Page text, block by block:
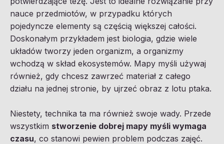
nauce przedmiotów, w przypadku których
pojedyncze elementy są częścią większej całości.
Doskonałym przykładem jest biologia, gdzie wiele
układów tworzy jeden organizm, a organizmy
wchodzą w skład ekosystemów. Mapy myśli używaj
również, gdy chcesz zawrzeć materiał z całego
działu na jednej stronie, by ujrzeć obraz z lotu ptaka.
Niestety, technika ta ma również swoje wady. Przede
wszystkim stworzenie dobrej mapy myśli wymaga
czasu, co stanowi pewien problem podczas zajęć.